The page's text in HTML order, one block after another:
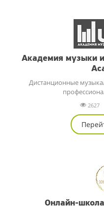
Академия музыки
Дистанционные
2627
Онлайн-